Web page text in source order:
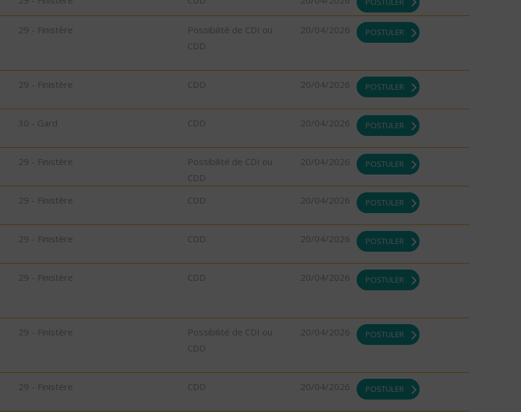
29 - Finistère
Possibilité de CDI ou
CDD
20/04/2026 POSTULER
29 - Finistère CDD 20/04/2026 POSTULER
30 - Gard CDD 20/04/2026 POSTULER
29 - Finistère
Possibilité de CDI ou
CDD
20/04/2026 POSTULER
29 - Finistère CDD 20/04/2026 POSTULER
29 - Finistère CDD 20/04/2026 POSTULER
29 - Finistère CDD 20/04/2026 POSTULER
29 - Finistère
Possibilité de CDI ou
CDD
20/04/2026 POSTULER
29 - Finistère CDD 20/04/2026 POSTULER